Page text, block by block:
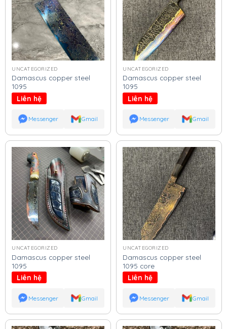
UNCATEGORIZED
Damascus copper steel
1095
Liên hệ
Messenger Gmail
UNCATEGORIZED
Damascus copper steel
1095
Liên hệ
Messenger Gmail
UNCATEGORIZED
Damascus copper steel
1095
Liên hệ
Messenger Gmail
UNCATEGORIZED
Damascus copper steel
1095 core
Liên hệ
Messenger Gmail